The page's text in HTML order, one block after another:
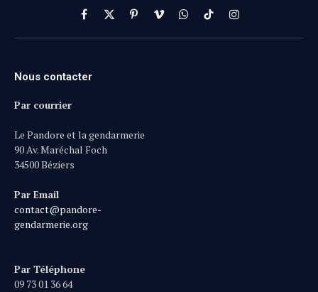
Facebook
X
(Twitter)
PinterestVimeoWhatsApp
TikTokInstagram
Nous contacter
Par courrier
Le Pandore et la gendarmerie
90 Av. Maréchal Foch
34500 Béziers
Par Email
contact@pandore-
gendarmerie.org
Par Téléphone
09 73 01 36 64